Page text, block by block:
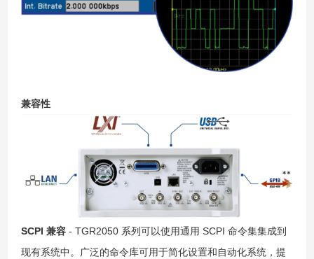
兼容性
SCPI 兼容 - TGR2050 系列可以使用通用 SCPI 命令集集成到
现有系统中。广泛的命令库可用于简化设置和自动化系统，提